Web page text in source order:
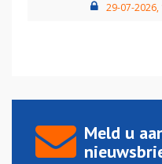
29-07-2026,
Meld u